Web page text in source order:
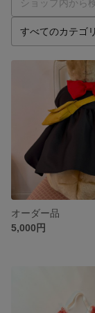
オーダー品
5,000円